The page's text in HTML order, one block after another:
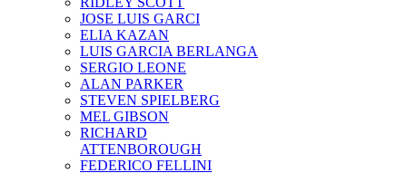
JOSE LUIS GARCI
ELIA KAZAN
LUIS GARCIA BERLANGA
SERGIO LEONE
ALAN PARKER
STEVEN SPIELBERG
MEL GIBSON
RICHARD
ATTENBOROUGH
FEDERICO FELLINI